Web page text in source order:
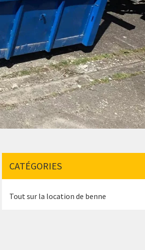
CATÉGORIES
Tout sur la location de benne